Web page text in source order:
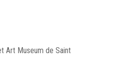
Art Museum de Saint